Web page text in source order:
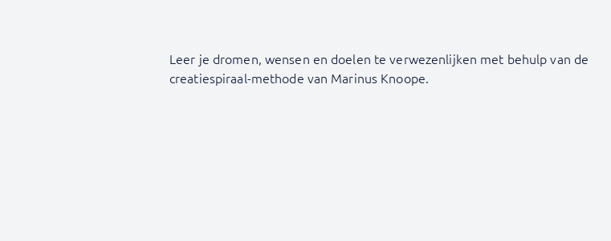
Leer je dromen, wensen en doelen te verwezenlijken met behulp van de
creatiespiraal-methode van Marinus Knoope.